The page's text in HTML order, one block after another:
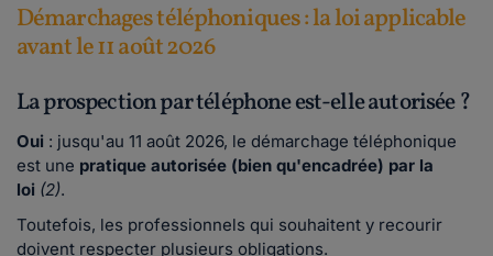
Démarchages téléphoniques : la loi applicable
avant le 11 août 2026
La prospection par téléphone est-elle autorisée ?
Oui : jusqu'au 11 août 2026, le démarchage téléphonique
est une pratique autorisée (bien qu'encadrée) par la
loi (2).
Toutefois, les professionnels qui souhaitent y recourir
doivent respecter plusieurs obligations.